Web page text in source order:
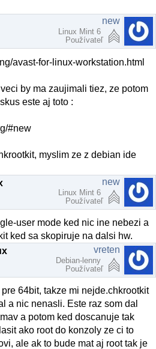
new
Linux Mint 6
Používateľ
avast-for-linux-workstation.html
by ma zaujimali tiez, ze potom
este aj toto :
#new
myslim ze z debian ide
new
Linux Mint 6
Používateľ
user mode ked nic ine nebezi a
ked sa skopiruje na dalsi hw.
vreten
Debian-lenny
Používateľ
64bit, takze mi nejde.chkrootkit
a nic nenasli. Este raz som dal
a potom ked doscanuje tak
ako root do konzoly ze ci to
ale ak to bude mat aj root tak je